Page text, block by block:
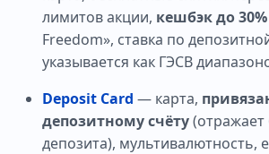
лимитов акции, кешбэк до 30%
Freedom», ставка по
указывается как ГЭСВ
Deposit Card — карта,
депозитному счёту(отражает
депозита), мультивалютность,